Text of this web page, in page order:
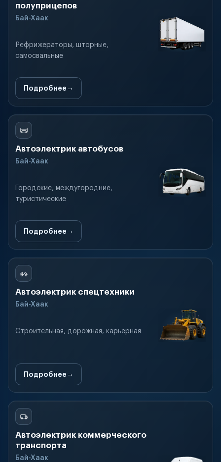
полуприцепов
Бай-Хаак
Рефрижераторы, шторные,
самосвальные
Подробнее
Автоэлектрик автобусов
Бай-Хаак
Городские, междугородние,
туристические
Подробнее
Автоэлектрик спецтехники
Бай-Хаак
Строительная, дорожная, карьерная
Подробнее
Автоэлектрик коммерческого
транспорта
Бай-Хаак